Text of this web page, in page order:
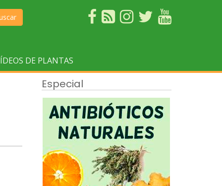
DE PLANTAS
Especial